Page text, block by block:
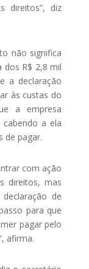
direitos”, diz
não significa
dos R$ 2,8 mil
a declaração
às custas do
a empresa
a ela
de pagar.
com ação
direitos, mas
de
para que
pagar pelo
afirma.